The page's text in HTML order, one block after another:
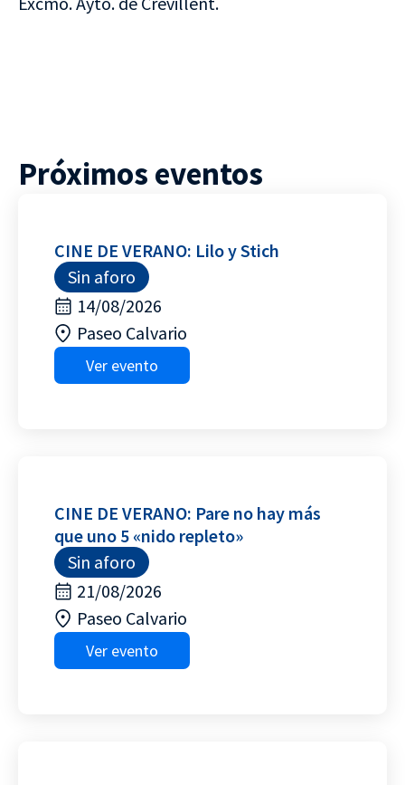
Próximos eventos
CINE DE VERANO: Lilo y Stich
Sin aforo
14/08/2026
Paseo Calvario
Ver evento
CINE DE VERANO: Pare no hay más
que uno 5 «nido repleto»
Sin aforo
21/08/2026
Paseo Calvario
Ver evento